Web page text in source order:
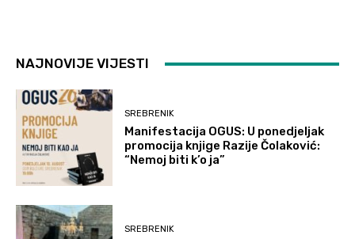
NAJNOVIJE VIJESTI
SREBRENIK
Manifestacija OGUS: U ponedjeljak
promocija knjige Razije Čolaković:
“Nemoj biti k’o ja”
SREBRENIK